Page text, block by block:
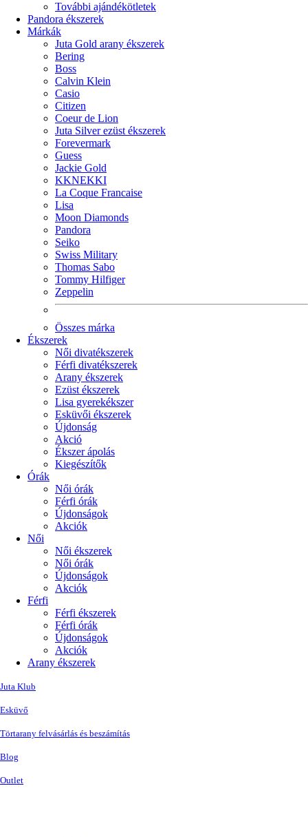
További ajándékötletek
Pandora ékszerek
Márkák
Juta Gold arany ékszerek
Bering
Boss
Calvin Klein
Casio
Citizen
Coeur de Lion
Juta Silver ezüst ékszerek
Forevermark
Guess
Jackie Gold
KKNEKKI
La Coque Francaise
Lisa
Moon Diamonds
Pandora
Seiko
Swiss Military
Thomas Sabo
Tommy Hilfiger
Zeppelin
Összes márka
Ékszerek
Női divatékszerek
Férfi divatékszerek
Arany ékszerek
Ezüst ékszerek
Lisa gyerekékszer
Esküvői ékszerek
Újdonság
Akció
Ékszer ápolás
Kiegészítők
Órák
Női órák
Férfi órák
Újdonságok
Akciók
Női
Női ékszerek
Női órák
Újdonságok
Akciók
Férfi
Férfi ékszerek
Férfi órák
Újdonságok
Akciók
Arany ékszerek
Juta Klub
Esküvő
Törtarany felvásárlás és beszámítás
Blog
Outlet